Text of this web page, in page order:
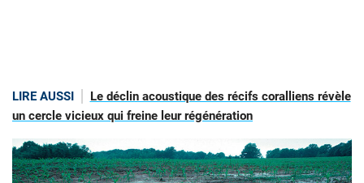
LIRE AUSSI
Le déclin acoustique des récifs coralliens révèle
un cercle vicieux qui freine leur régénération